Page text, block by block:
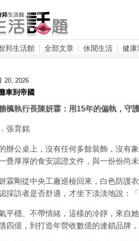
邦生活館 全部文章 休閒生活 健康
20, 2026
車到帝國
楓執行長陳妍霖：用15年的偏執，守
張育銘
辦公桌上，沒有任何多餘裝飾，沒有
疊厚厚的食安認證文件，與一份份尚
霖剛從中央工廠巡檢回來，白色防護
採訪者是否舒適，才坐下淡淡地說：
平穩、不帶情緒，這樣的冷靜，來自
四億，到打造年營收數億的連鎖品牌